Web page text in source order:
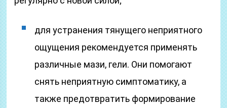
для устранения тянущего неприятного
ощущения рекомендуется применять
различные мази, гели. Они помогают
снять неприятную симптоматику, а
также предотвратить формирование